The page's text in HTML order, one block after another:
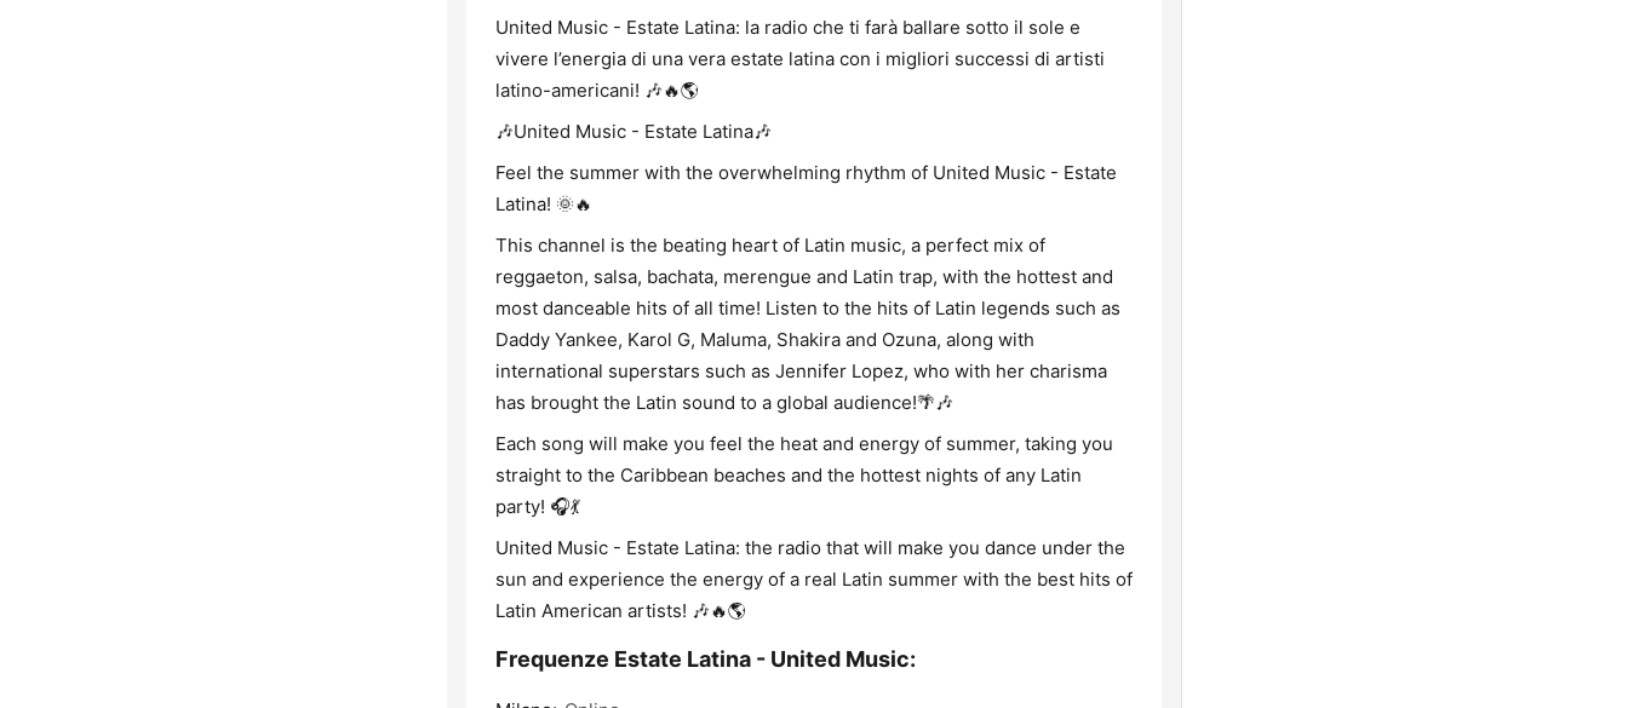
United Music - Estate Latina: la radio che ti farà ballare sotto il sole e
vivere l’energia di una vera estate latina con i migliori successi di artisti
latino-americani! 🎶🔥🌎
🎶United Music - Estate Latina🎶
Feel the summer with the overwhelming rhythm of United Music - Estate
Latina! 🌞🔥
This channel is the beating heart of Latin music, a perfect mix of
reggaeton, salsa, bachata, merengue and Latin trap, with the hottest and
most danceable hits of all time! Listen to the hits of Latin legends such as
Daddy Yankee, Karol G, Maluma, Shakira and Ozuna, along with
international superstars such as Jennifer Lopez, who with her charisma
has brought the Latin sound to a global audience!🌴🎶
Each song will make you feel the heat and energy of summer, taking you
straight to the Caribbean beaches and the hottest nights of any Latin
party! 🎧💃
United Music - Estate Latina: the radio that will make you dance under the
sun and experience the energy of a real Latin summer with the best hits of
Latin American artists! 🎶🔥🌎
Frequenze Estate Latina - United Music: